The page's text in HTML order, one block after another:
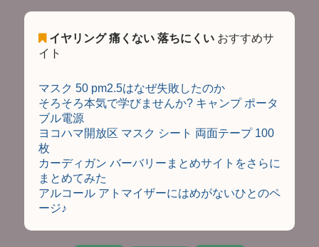
イヤリング 痛くない 落ちにくいおすすめサ
イト
マスク 50 pm2.5はなぜ失敗したのか
そろそろ本気で学びませんか? キャンプ ポータ
ブル電源
ヨコハマ開放区 マスク シート 両面テープ 100
枚
カーディガン バーバリーまとめサイトをさらに
まとめてみた
アルコール アトマイザーにはめがないひとのペ
ージ♪